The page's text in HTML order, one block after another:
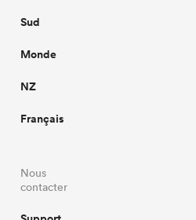
Sud
Monde
NZ
Français
Nous
contacter